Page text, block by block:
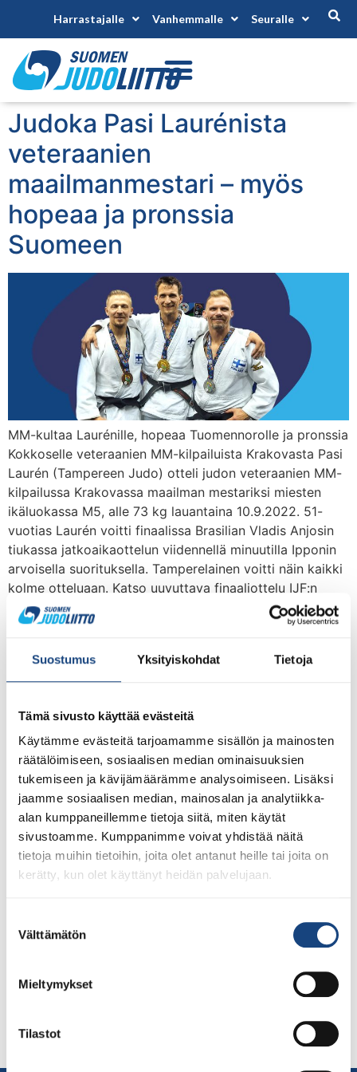
Suostumus Yksityiskohdat Tietoja
Tämä sivusto käyttää evästeitä
Käytämme evästeitä tarjoamamme sisällön ja mainosten
räätälöimiseen, sosiaalisen median ominaisuuksien
tukemiseen ja kävijämäärämme analysoimiseen. Lisäksi
jaamme sosiaalisen median, mainosalan ja analytiikka-
alan kumppaneillemme tietoja siitä, miten käytät
sivustoamme. Kumppanimme voivat yhdistää näitä
tietoja muihin tietoihin, joita olet antanut heille tai joita on
kerätty, kun olet käyttänyt heidän palvelujaan.
valinta
Välttämätön
Mieltymykset
Tilastot
Harrastajalle Vanhemmalle Seuralle
Judoka Pasi Laurénista
veteraanien
maailmanmestari – myös
hopeaa ja pronssia
Suomeen
MM-kultaa Laurénille, hopeaa Tuomennorolle ja pronssia
Kokkoselle veteraanien MM-kilpailuista Krakovasta Pasi
Laurén (Tampereen Judo) otteli judon veteraanien MM-
kilpailussa Krakovassa maailman mestariksi miesten
ikäluokassa M5, alle 73 kg lauantaina 10.9.2022. 51-
vuotias Laurén voitti finaalissa Brasilian Vladis Anjosin
tiukassa jatkoaikaottelun viidennellä minuutilla Ipponin
arvoisella suorituksella. Tamperelainen voitti näin kaikki
kolme otteluaan. Katso uuvuttava finaaliottelu IJF:n
sivuilta täältä. […]
Euroopan
Mestaruuskilpailuista
osallistui 236 judokaa 31 maasta. Miehiä osallistui
kilpailuun 215 ja naisia 23. Suomen joukkueessa kilpaili
kolme miestä, jotka toivat tullessaan mitalisuoran:
kultaa, hopeaa ja pronssia. Lue Tom Pahlmanin
koko tiimille! Pasi Laurèn (Tampereen Judo) osallistui